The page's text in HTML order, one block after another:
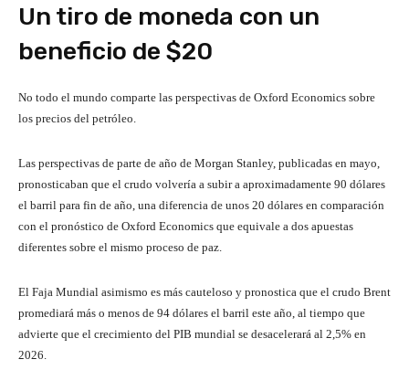
Un tiro de moneda con un
beneficio de $20
No todo el mundo comparte las perspectivas de Oxford Economics sobre
los precios del petróleo.
Las perspectivas de parte de año de Morgan Stanley, publicadas en mayo,
pronosticaban que el crudo volvería a subir a aproximadamente 90 dólares
el barril para fin de año, una diferencia de unos 20 dólares en comparación
con el pronóstico de Oxford Economics que equivale a dos apuestas
diferentes sobre el mismo proceso de paz.
El Faja Mundial asimismo es más cauteloso y pronostica que el crudo Brent
promediará más o menos de 94 dólares el barril este año, al tiempo que
advierte que el crecimiento del PIB mundial se desacelerará al 2,5% en
2026.